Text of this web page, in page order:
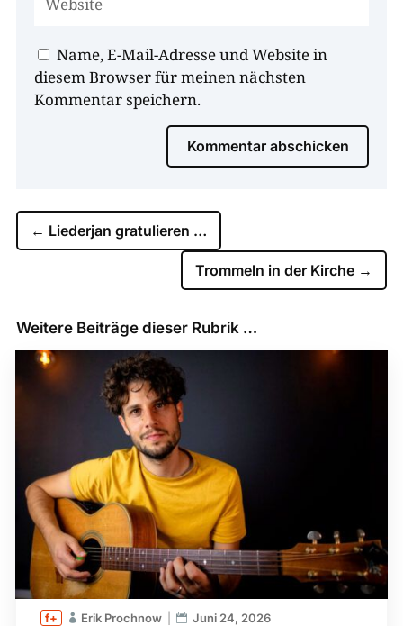
Name, E-Mail-Adresse und Website in
diesem Browser für meinen nächsten
Kommentar speichern.
Kommentar abschicken
← Liederjan gratulieren …
Trommeln in der Kirche →
Weitere Beiträge dieser Rubrik …
Erik Prochnow Juni 24, 2026